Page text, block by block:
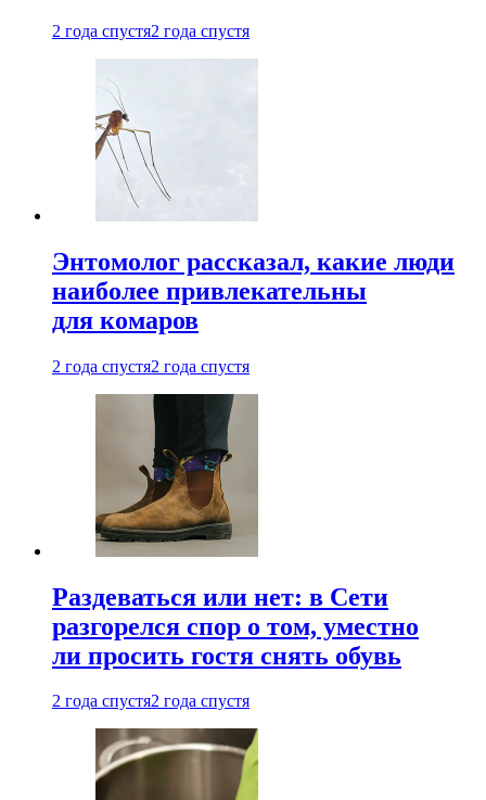
2 года спустя2 года спустя
Энтомолог рассказал, какие люди
наиболее привлекательны
для комаров
2 года спустя2 года спустя
Раздеваться или нет: в Сети
разгорелся спор о том, уместно
ли просить гостя снять обувь
2 года спустя2 года спустя